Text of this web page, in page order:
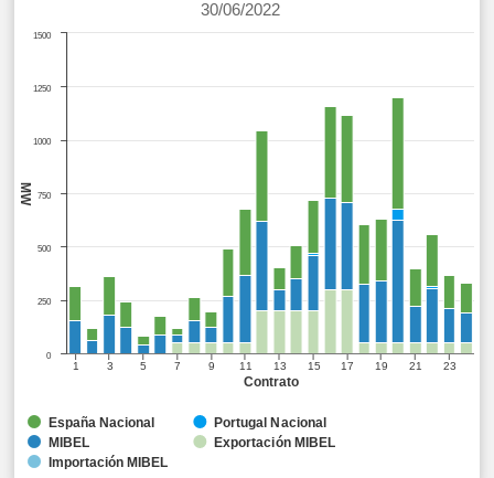
Contrato
MW
30/06/2022
1 3 5 7 9 11 13 15 17 19 21 23
0
250
500
750
1000
1250
1500
España Nacional Portugal Nacional
MIBEL Exportación MIBEL
Importación MIBEL